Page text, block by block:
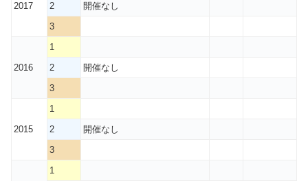
2017
2
開催なし
3
2016
1
2
開催なし
3
2015
1
2
開催なし
3
1